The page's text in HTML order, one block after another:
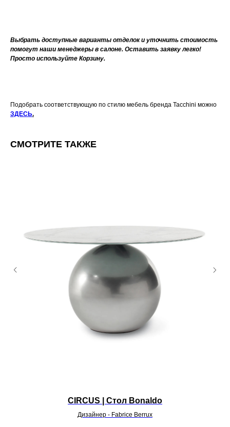
Выбрать доступные варианты отделок и уточнить стоимость
помогут наши менеджеры в салоне. Оставить заявку легко!
Просто используйте Корзину.
Подобрать соответствующую по стилю мебель бренда Tacchini можно
ЗДЕСЬ.
СМОТРИТЕ ТАКЖЕ
CIRCUS | Стол Bonaldo
Дизайнер - Fabrice Berrux